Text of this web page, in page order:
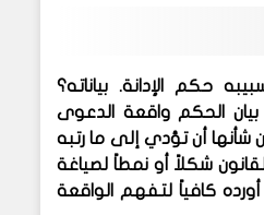
حكم الإدانة. بياناته؟
جنائية. بيان الحكم واقعة الدعوى
شأنها أن تؤدي إلى ما رتبه
شكلاً أو نمطاً لصياغة
كافياً لتفهم الواقعة